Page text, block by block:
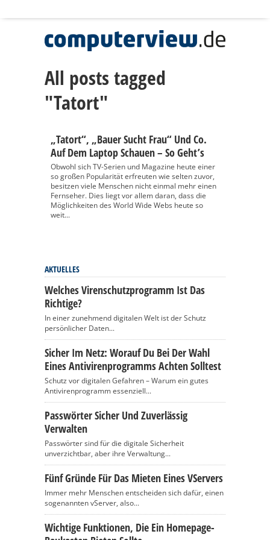
All posts tagged
"Tatort"
„Tatort“, „Bauer Sucht Frau“ Und Co.
Auf Dem Laptop Schauen – So Geht’s
Obwohl sich TV-Serien und Magazine heute einer
so großen Popularität erfreuten wie selten zuvor,
besitzen viele Menschen nicht einmal mehr einen
Fernseher. Dies liegt vor allem daran, dass die
Möglichkeiten des World Wide Webs heute so
weit...
AKTUELLES
Welches Virenschutzprogramm Ist Das
Richtige?
In einer zunehmend digitalen Welt ist der Schutz
persönlicher Daten...
Sicher Im Netz: Worauf Du Bei Der Wahl
Eines Antivirenprogramms Achten Solltest
Schutz vor digitalen Gefahren – Warum ein gutes
Antivirenprogramm essenziell...
Passwörter Sicher Und Zuverlässig
Verwalten
Passwörter sind für die digitale Sicherheit
unverzichtbar, aber ihre Verwaltung...
Fünf Gründe Für Das Mieten Eines VServers
Immer mehr Menschen entscheiden sich dafür, einen
sogenannten vServer, also...
Wichtige Funktionen, Die Ein Homepage-